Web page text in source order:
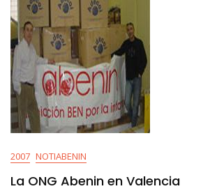
2007 NOTIABENIN
La ONG Abenin en Valencia